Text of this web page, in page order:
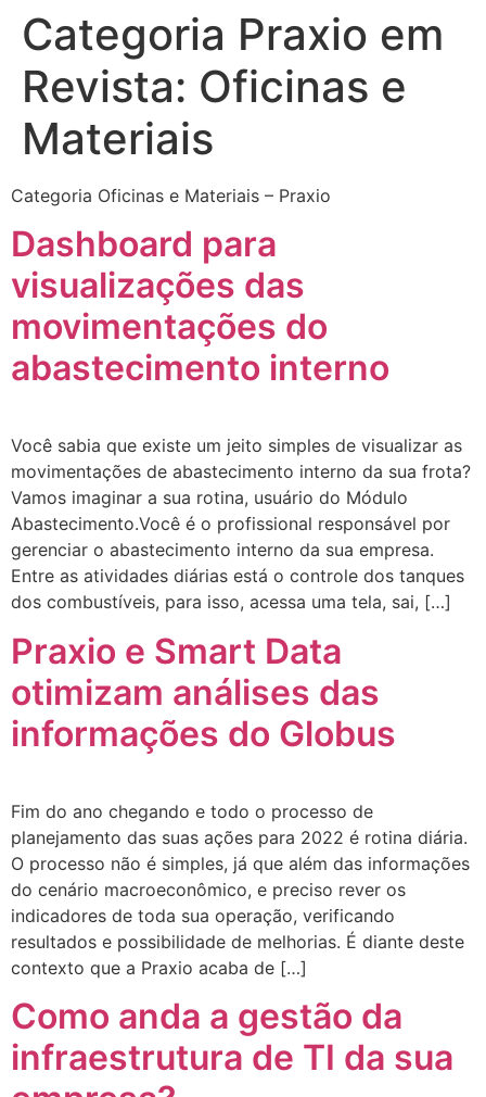
Categoria Praxio em
Revista: Oficinas e
Materiais
Categoria Oficinas e Materiais – Praxio
Dashboard para
visualizações das
movimentações do
abastecimento interno
Você sabia que existe um jeito simples de visualizar as
movimentações de abastecimento interno da sua frota?
Vamos imaginar a sua rotina, usuário do Módulo
Abastecimento.Você é o profissional responsável por
gerenciar o abastecimento interno da sua empresa.
Entre as atividades diárias está o controle dos tanques
dos combustíveis, para isso, acessa uma tela, sai, […]
Praxio e Smart Data
otimizam análises das
informações do Globus
Fim do ano chegando e todo o processo de
planejamento das suas ações para 2022 é rotina diária.
O processo não é simples, já que além das informações
do cenário macroeconômico, e preciso rever os
indicadores de toda sua operação, verificando
resultados e possibilidade de melhorias. É diante deste
contexto que a Praxio acaba de […]
Como anda a gestão da
infraestrutura de TI da sua